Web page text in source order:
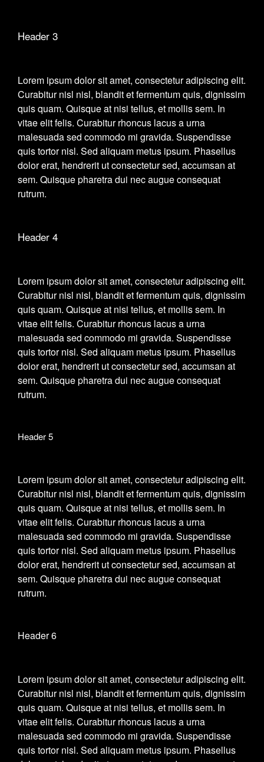
Header 3
Lorem ipsum dolor sit amet, consectetur adipiscing elit.
Curabitur nisl nisl, blandit et fermentum quis, dignissim
quis quam. Quisque at nisi tellus, et mollis sem. In
vitae elit felis. Curabitur rhoncus lacus a urna
malesuada sed commodo mi gravida. Suspendisse
quis tortor nisl. Sed aliquam metus ipsum. Phasellus
dolor erat, hendrerit ut consectetur sed, accumsan at
sem. Quisque pharetra dui nec augue consequat
rutrum.
Header 4
Lorem ipsum dolor sit amet, consectetur adipiscing elit.
Curabitur nisl nisl, blandit et fermentum quis, dignissim
quis quam. Quisque at nisi tellus, et mollis sem. In
vitae elit felis. Curabitur rhoncus lacus a urna
malesuada sed commodo mi gravida. Suspendisse
quis tortor nisl. Sed aliquam metus ipsum. Phasellus
dolor erat, hendrerit ut consectetur sed, accumsan at
sem. Quisque pharetra dui nec augue consequat
rutrum.
Header 5
Lorem ipsum dolor sit amet, consectetur adipiscing elit.
Curabitur nisl nisl, blandit et fermentum quis, dignissim
quis quam. Quisque at nisi tellus, et mollis sem. In
vitae elit felis. Curabitur rhoncus lacus a urna
malesuada sed commodo mi gravida. Suspendisse
quis tortor nisl. Sed aliquam metus ipsum. Phasellus
dolor erat, hendrerit ut consectetur sed, accumsan at
sem. Quisque pharetra dui nec augue consequat
rutrum.
Header 6
Lorem ipsum dolor sit amet, consectetur adipiscing elit.
Curabitur nisl nisl, blandit et fermentum quis, dignissim
quis quam. Quisque at nisi tellus, et mollis sem. In
vitae elit felis. Curabitur rhoncus lacus a urna
malesuada sed commodo mi gravida. Suspendisse
quis tortor nisl. Sed aliquam metus ipsum. Phasellus